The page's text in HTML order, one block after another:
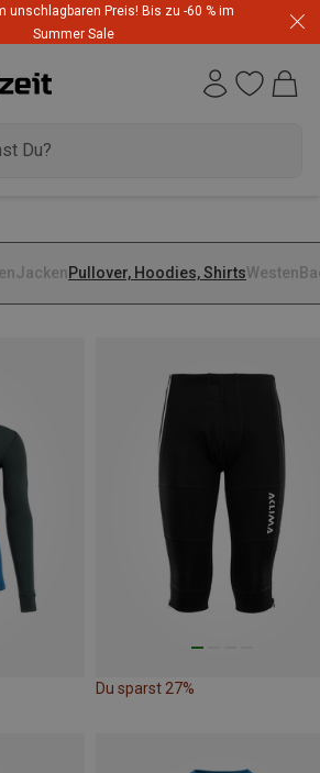
unschlagbaren Preis! Bis zu -60 % im
Summer Sale
JackenPullover, Hoodies, ShirtsWesten
Du sparst 27%